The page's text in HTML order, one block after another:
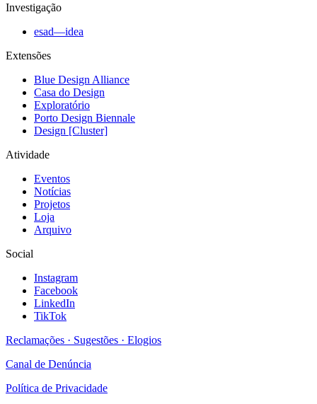
Investigação
esad—idea
Extensões
Blue Design Alliance
Casa do Design
Exploratório
Porto Design Biennale
Design [Cluster]
Atividade
Eventos
Notícias
Projetos
Loja
Arquivo
Social
Instagram
Facebook
LinkedIn
TikTok
Reclamações · Sugestões · Elogios
Canal de Denúncia
Política de Privacidade